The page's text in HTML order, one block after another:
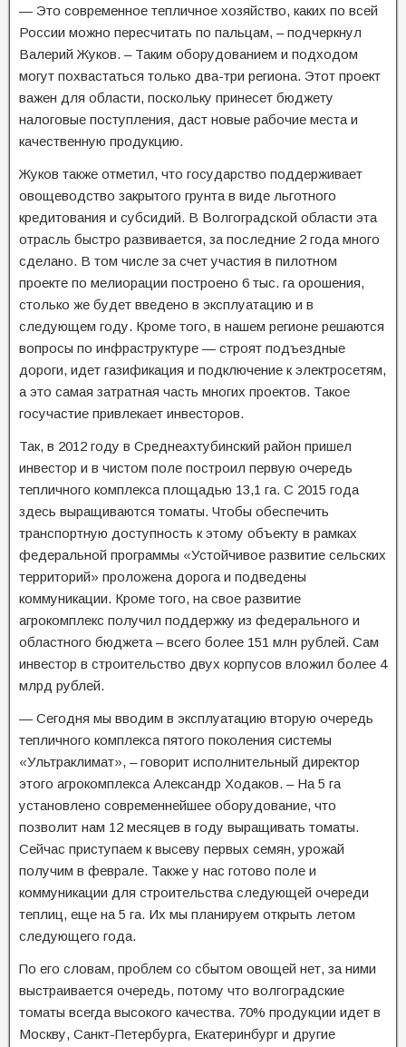
— Это современное тепличное хозяйство, каких по всей
России можно пересчитать по пальцам, – подчеркнул
Валерий Жуков. – Таким оборудованием и подходом
могут похвастаться только два-три региона. Этот проект
важен для области, поскольку принесет бюджету
налоговые поступления, даст новые рабочие места и
качественную продукцию.
Жуков также отметил, что государство поддерживает
овощеводство закрытого грунта в виде льготного
кредитования и субсидий. В Волгоградской области эта
отрасль быстро развивается, за последние 2 года много
сделано. В том числе за счет участия в пилотном
проекте по мелиорации построено 6 тыс. га орошения,
столько же будет введено в эксплуатацию и в
следующем году. Кроме того, в нашем регионе решаются
вопросы по инфраструктуре — строят подъездные
дороги, идет газификация и подключение к электросетям,
а это самая затратная часть многих проектов. Такое
госучастие привлекает инвесторов.
Так, в 2012 году в Среднеахтубинский район пришел
инвестор и в чистом поле построил первую очередь
тепличного комплекса площадью 13,1 га. С 2015 года
здесь выращиваются томаты. Чтобы обеспечить
транспортную доступность к этому объекту в рамках
федеральной программы «Устойчивое развитие сельских
территорий» проложена дорога и подведены
коммуникации. Кроме того, на свое развитие
агрокомплекс получил поддержку из федерального и
областного бюджета – всего более 151 млн рублей. Сам
инвестор в строительство двух корпусов вложил более 4
млрд рублей.
— Сегодня мы вводим в эксплуатацию вторую очередь
тепличного комплекса пятого поколения системы
«Ультраклимат», – говорит исполнительный директор
этого агрокомплекса Александр Ходаков. – На 5 га
установлено современнейшее оборудование, что
позволит нам 12 месяцев в году выращивать томаты.
Сейчас приступаем к высеву первых семян, урожай
получим в феврале. Также у нас готово поле и
коммуникации для строительства следующей очереди
теплиц, еще на 5 га. Их мы планируем открыть летом
следующего года.
По его словам, проблем со сбытом овощей нет, за ними
выстраивается очередь, потому что волгоградские
томаты всегда высокого качества. 70% продукции идет в
Москву, Санкт-Петербурга, Екатеринбург и другие